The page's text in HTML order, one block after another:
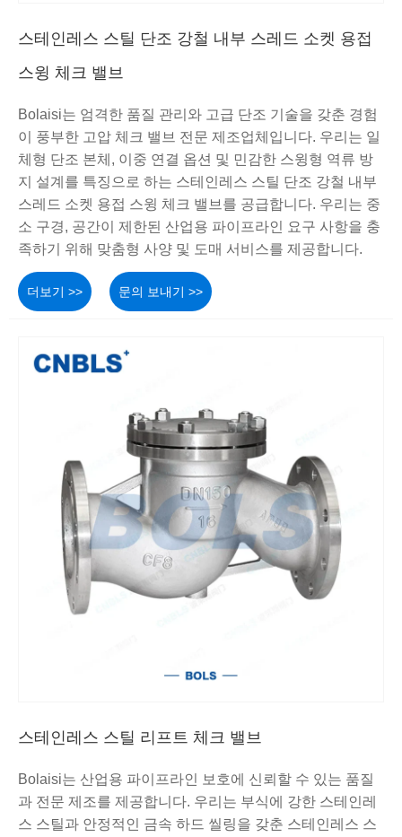
스테인레스 스틸 단조 강철 내부 스레드 소켓 용접
스윙 체크 밸브
Bolaisi는 엄격한 품질 관리와 고급 단조 기술을 갖춘 경험
이 풍부한 고압 체크 밸브 전문 제조업체입니다. 우리는 일
체형 단조 본체, 이중 연결 옵션 및 민감한 스윙형 역류 방
지 설계를 특징으로 하는 스테인레스 스틸 단조 강철 내부
스레드 소켓 용접 스윙 체크 밸브를 공급합니다. 우리는 중
소 구경, 공간이 제한된 산업용 파이프라인 요구 사항을 충
족하기 위해 맞춤형 사양 및 도매 서비스를 제공합니다.
더보기 >> 문의 보내기 >>
스테인레스 스틸 리프트 체크 밸브
Bolaisi는 산업용 파이프라인 보호에 신뢰할 수 있는 품질
과 전문 제조를 제공합니다. 우리는 부식에 강한 스테인레
스 스틸과 안정적인 금속 하드 씰링을 갖춘 스테인레스 스